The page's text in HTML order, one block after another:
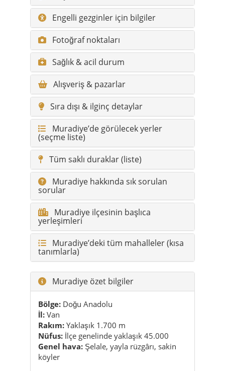
Sağlık & acil durum
Alışveriş & pazarlar
Sıra dışı & ilginç detaylar
Muradiye’de görülecek yerler
(seçme liste)
Tüm saklı duraklar (liste)
Muradiye hakkında sık sorulan
sorular
Muradiye ilçesinin başlıca
yerleşimleri
Muradiye’deki tüm mahalleler (kısa
tanımlarla)
Muradiye özet bilgiler
Bölge:Doğu Anadolu
İl:Van
Rakım:Yaklaşık 1.700 m
Nüfus:İlçe genelinde yaklaşık 45.000
Genel hava:Şelale, yayla rüzgârı, sakin
köyler
Muradiye’de mutlaka yaşanacaklar
Muradiye Şelalesi’ni günün farklı